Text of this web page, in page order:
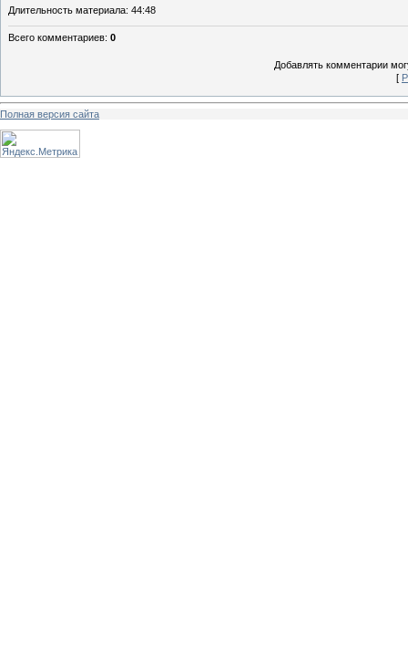
Длительность материала: 44:48
Всего комментариев: 0
Добавлять комментарии
[
Полная версия сайта